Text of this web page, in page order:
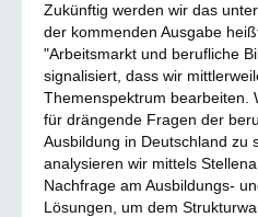
Zukünftig werden wir das
der kommenden Ausgabe
"Arbeitsmarkt und berufliche
signalisiert, dass wir
Themenspektrum bearbeiten.
für drängende Fragen der
Ausbildung in Deutschland zu
analysieren wir mittels
Nachfrage am Ausbildungs-
Lösungen, um dem